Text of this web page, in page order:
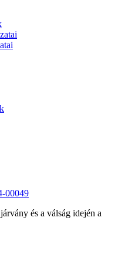
00049
és a válság idején a